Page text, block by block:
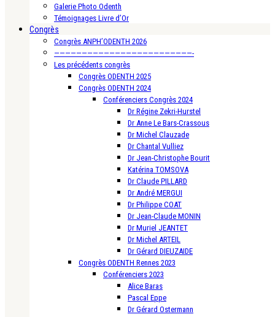
Galerie Photo Odenth
Témoignages Livre d’Or
Congrès
Congrès ANPH’ODENTH 2026
—————————————————————————-
Les précédents congrès
Congrès ODENTH 2025
Congrès ODENTH 2024
Conférenciers Congrès 2024
Dr Régine Zekri-Hurstel
Dr Anne Le Bars-Crassous
Dr Michel Clauzade
Dr Chantal Vulliez
Dr Jean-Christophe Bourit
Katérina TOMSOVA
Dr Claude PILLARD
Dr André MERGUI
Dr Philippe COAT
Dr Jean-Claude MONIN
Dr Muriel JEANTET
Dr Michel ARTEIL
Dr Gérard DIEUZAIDE
Congrès ODENTH Rennes 2023
Conférenciers 2023
Alice Baras
Pascal Eppe
Dr Gérard Ostermann